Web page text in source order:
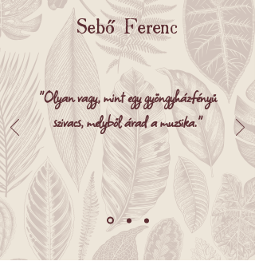
Sebő Ferenc
"Olyan vagy, mint egy gyöngyházfényű
szivacs, melyből árad a muzsika."